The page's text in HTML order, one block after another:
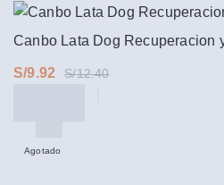
Canbo Lata Dog Recuperacion
S/12.40
S/9.92
Agotado